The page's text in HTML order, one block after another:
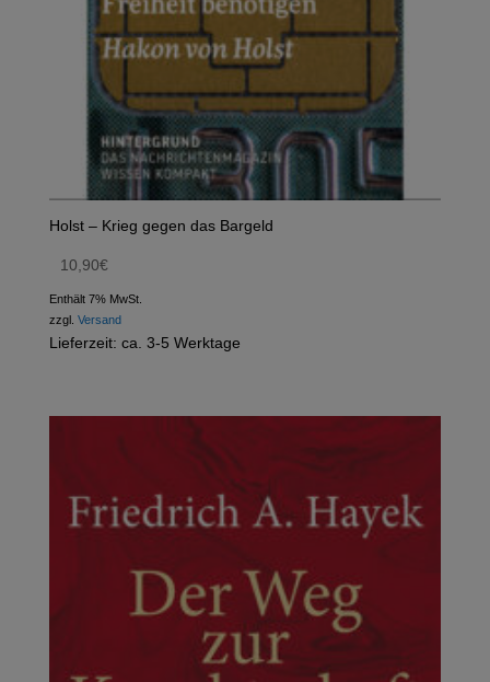
Holst – Krieg gegen das Bargeld
10,90€
Enthält 7% MwSt.
zzgl. Versand
Lieferzeit: ca. 3-5 Werktage